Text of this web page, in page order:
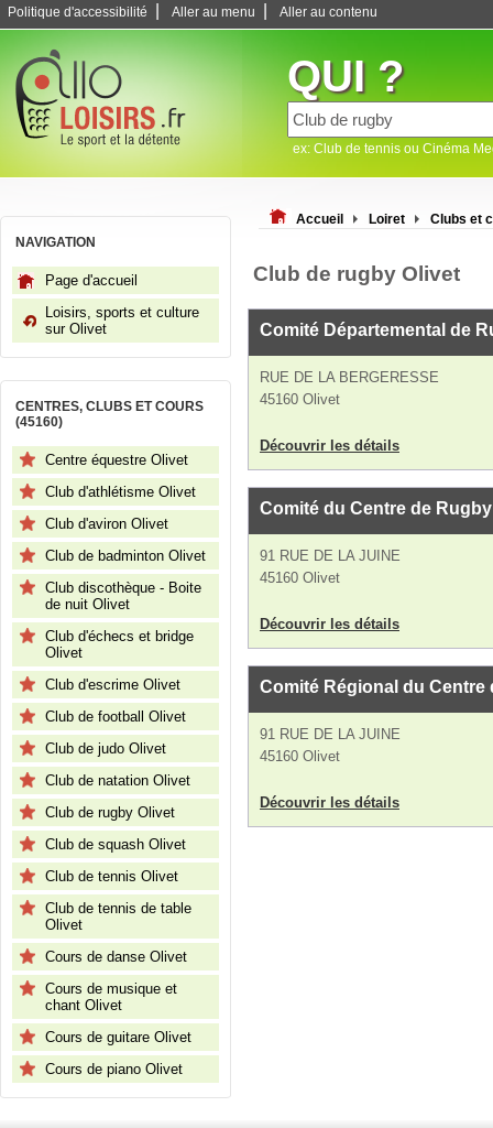
Politique d'accessibilité Aller au menu Aller au contenu
QUI ?
ex: Club de tennis ou Cinéma
NAVIGATION
Page d'accueil
Loisirs, sports et culture
sur Olivet
CENTRES, CLUBS ET COURS
(45160)
Centre équestre Olivet
Club d'athlétisme Olivet
Club d'aviron Olivet
Club de badminton Olivet
Club discothèque - Boite
de nuit Olivet
Club d'échecs et bridge
Olivet
Club d'escrime Olivet
Club de football Olivet
Club de judo Olivet
Club de natation Olivet
Club de rugby Olivet
Club de squash Olivet
Club de tennis Olivet
Club de tennis de table
Olivet
Cours de danse Olivet
Cours de musique et
chant Olivet
Cours de guitare Olivet
Cours de piano Olivet
Accueil Loiret Clubs et
Club de rugby Olivet
Comité Départemental de
RUE DE LA BERGERESSE
45160 Olivet
Découvrir les détails
Comité du Centre de Rugby
91 RUE DE LA JUINE
45160 Olivet
Découvrir les détails
Comité Régional du Centre
91 RUE DE LA JUINE
45160 Olivet
Découvrir les détails